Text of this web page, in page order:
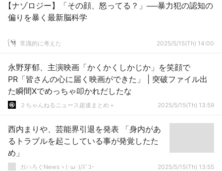
【ナゾロジー】「その顔、怒ってる？」──暴力犯の認知の
偏りを暴く最新脳科学
常識的に考えた 2025/5/15(Th) 14:00
永野芽郁、主演映画「かくかくしかじか」を笑顔で
PR「皆さんの心に届く映画ができた」 | 突破ファイル出
た瞬間Xでめっちゃ叩かれだしたな
２ちゃんねるニュース超速まとめ＋ 2025/5/15(Th) 13:59
西内まりや、芸能界引退を発表 「身内があ
るトラブルを起こしている事が発覚したた
め」
ガハろぐNewsヽ(･ω･)/ｽﾞｺｰ 2025/5/15(Th) 13:55